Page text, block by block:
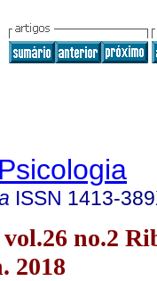
ISSN 1413-
vol.26 no.2
2018